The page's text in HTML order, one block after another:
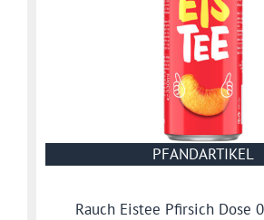
PFANDARTIKEL
Rauch Eistee Pfirsich Dose